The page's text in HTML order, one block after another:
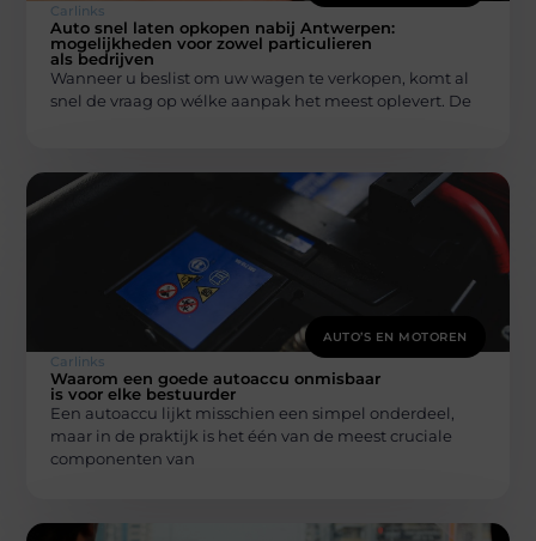
Carlinks
Auto snel laten opkopen nabij Antwerpen:
mogelijkheden voor zowel particulieren
als bedrijven
Wanneer u beslist om uw wagen te verkopen, komt al
snel de vraag op wélke aanpak het meest oplevert. De
AUTO’S EN MOTOREN
Carlinks
Waarom een goede autoaccu onmisbaar
is voor elke bestuurder
Een autoaccu lijkt misschien een simpel onderdeel,
maar in de praktijk is het één van de meest cruciale
componenten van